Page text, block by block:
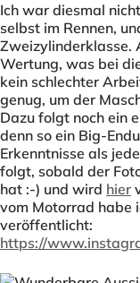
Ich war diesmal
selbst im Rennen,
Zweizylinderklasse.
Wertung, was bei
kein schlechter
genug, um der
Dazu folgt noch ein
denn so ein Big-
Erkenntnisse als
folgt, sobald der
hat :-) und wird hier
vom Motorrad habe
veröffentlicht:
https://